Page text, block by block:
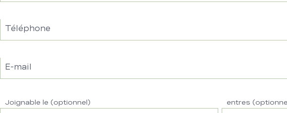
Téléphone
E-mail
Joignable le (optionnel) entres